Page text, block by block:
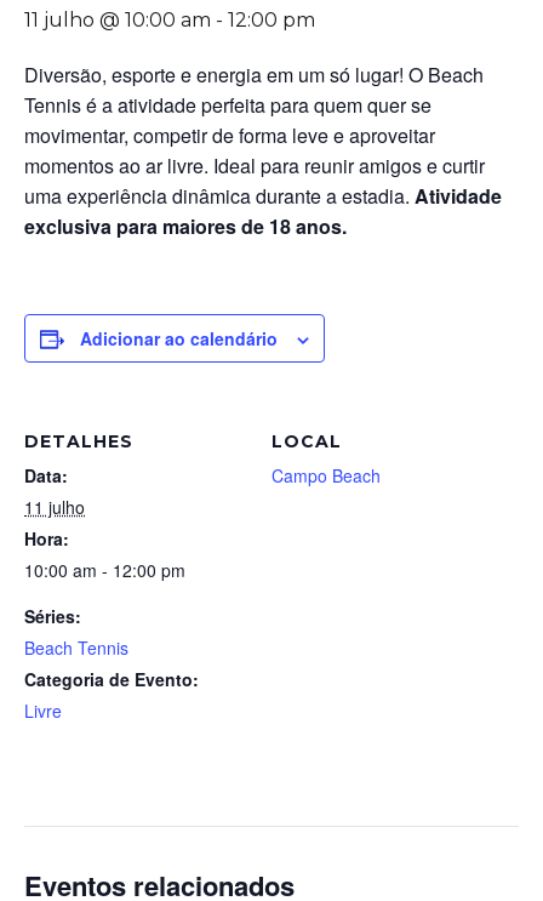
11 julho @ 10:00 am - 12:00 pm
Diversão, esporte e energia em um só lugar! O Beach
Tennis é a atividade perfeita para quem quer se
movimentar, competir de forma leve e aproveitar
momentos ao ar livre. Ideal para reunir amigos e curtir
uma experiência dinâmica durante a estadia. Atividade
exclusiva para maiores de 18 anos.
Adicionar ao calendário
DETALHES
Data:
11 julho
Hora:
10:00 am - 12:00 pm
Séries:
Beach Tennis
Categoria de Evento:
Livre
LOCAL
Campo Beach
Eventos relacionados